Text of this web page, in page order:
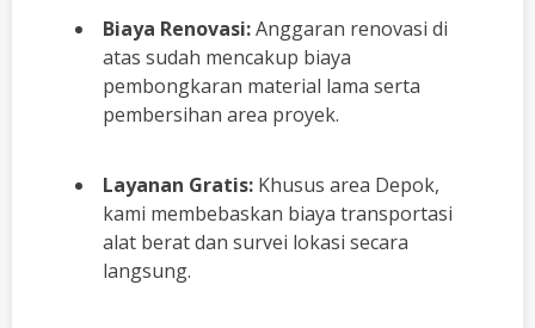
Biaya Renovasi:Anggaran renovasi di
atas sudah mencakup biaya
pembongkaran material lama serta
pembersihan area proyek.
Layanan Gratis:Khusus area Depok,
kami membebaskan biaya transportasi
alat berat dan survei lokasi secara
langsung.